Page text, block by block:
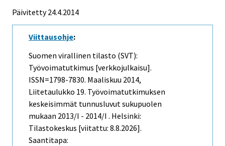
Päivitetty 24.4.2014
Viittausohje:
Suomen virallinen tilasto (SVT):
Työvoimatutkimus [verkkojulkaisu].
ISSN=1798-7830. Maaliskuu 2014,
Liitetaulukko 19. Työvoimatutkimuksen
keskeisimmät tunnusluvut sukupuolen
mukaan 2013/I - 2014/I . Helsinki:
Tilastokeskus [viitattu: 8.8.2026].
Saantitapa: